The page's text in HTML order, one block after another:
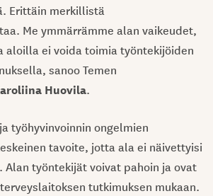
Erittäin merkillistä
Me ymmärrämme alan vaikeudet,
aloilla ei voida toimia työntekijöiden
sanoo Temen
Huovila.
työhyvinvoinnin ongelmien
tavoite, jotta ala ei näivettyisi
Alan työntekijät voivat pahoin ja ovat
tutkimuksen mukaan.